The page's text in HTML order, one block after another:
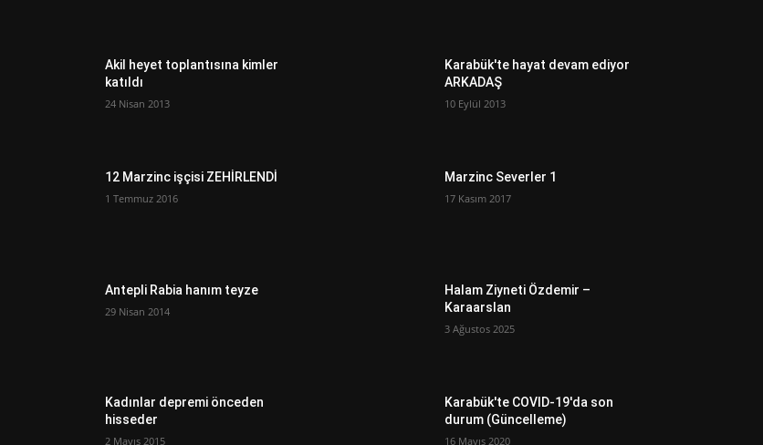
Akil heyet toplantısına kimler
katıldı
24 Nisan 2013
12 Marzinc işçisi ZEHİRLENDİ
1 Temmuz 2016
Antepli Rabia hanım teyze
29 Nisan 2014
Kadınlar depremi önceden
hisseder
2 Mayıs 2015
Karabük'te hayat devam ediyor
ARKADAŞ
10 Eylül 2013
Marzinc Severler 1
17 Kasım 2017
Halam Ziyneti Özdemir –
Karaarslan
3 Ağustos 2025
Karabük'te COVID-19'da son
durum (Güncelleme)
16 Mayıs 2020